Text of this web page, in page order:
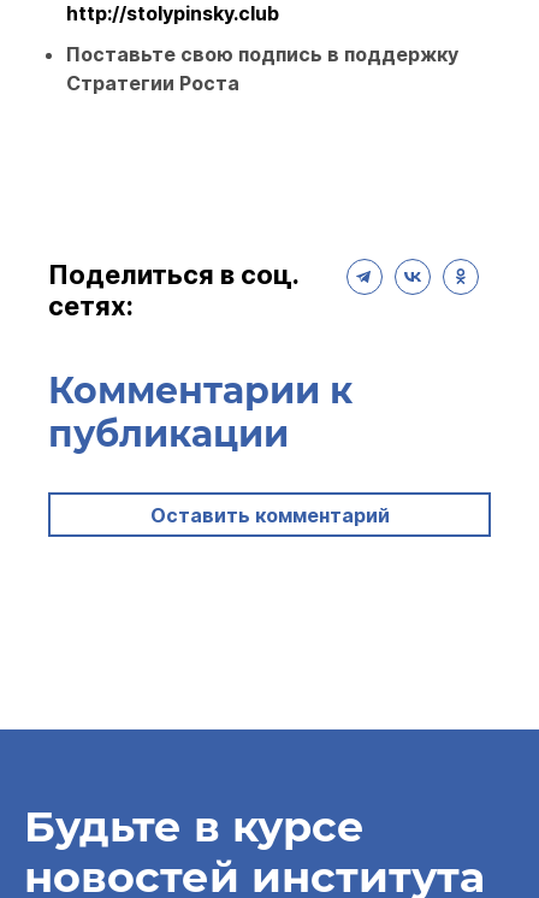
http://stolypinsky.club
Поставьте свою подпись в поддержку
Стратегии Роста
Поделиться в соц.
сетях:
Комментарии к
публикации
Оставить комментарий
Будьте в курсе
новостей института